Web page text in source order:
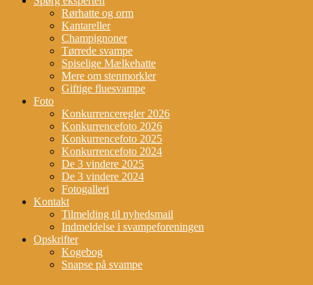
Rørhatte og orm
Kantareller
Champignoner
Tørrede svampe
Spiselige Mælkehatte
Mere om stenmorkler
Giftige fluesvampe
Foto
Konkurrenceregler 2026
Konkurrencefoto 2026
Konkurrencefoto 2025
Konkurrencefoto 2024
De 3 vindere 2025
De 3 vindere 2024
Fotogalleri
Kontakt
Tilmelding til nyhedsmail
Indmeldelse i svampeforeningen
Opskrifter
Kogebog
Snapse på svampe